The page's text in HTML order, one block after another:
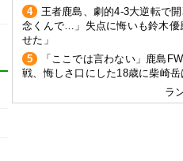
4
王者鹿島、劇的4-3大逆転で
念くんで…」失点に悔いも鈴木優
せた」
5
「ここでは言わない」鹿島
戦、悔しさ口にした18歳に柴崎
ラ